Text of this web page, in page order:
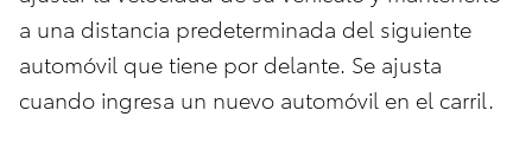
a una distancia predeterminada del siguiente
automóvil que tiene por delante. Se ajusta
cuando ingresa un nuevo automóvil en el carril.